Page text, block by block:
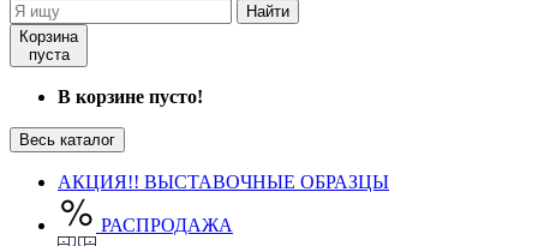
Найти
Корзина
пуста
В корзине пусто!
Весь каталог
АКЦИЯ!! ВЫСТАВОЧНЫЕ ОБРАЗЦЫ
РАСПРОДАЖА